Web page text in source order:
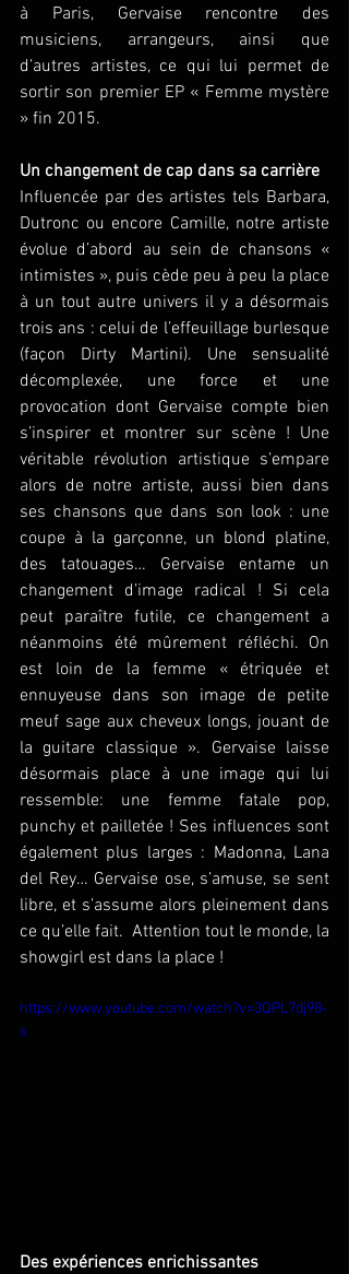
à Paris, Gervaise rencontre des
musiciens, arrangeurs, ainsi que
d’autres artistes, ce qui lui permet de
sortir son premier EP « Femme mystère
» fin 2015.
Un changement de cap dans sa carrière
Influencée par des artistes tels Barbara,
Dutronc ou encore Camille, notre artiste
évolue d’abord au sein de chansons «
intimistes », puis cède peu à peu la place
à un tout autre univers il y a désormais
trois ans : celui de l’effeuillage burlesque
(façon Dirty Martini). Une sensualité
décomplexée, une force et une
provocation dont Gervaise compte bien
s’inspirer et montrer sur scène ! Une
véritable révolution artistique s’empare
alors de notre artiste, aussi bien dans
ses chansons que dans son look : une
coupe à la garçonne, un blond platine,
des tatouages… Gervaise entame un
changement d’image radical ! Si cela
peut paraître futile, ce changement a
néanmoins été mûrement réfléchi. On
est loin de la femme « étriquée et
ennuyeuse dans son image de petite
meuf sage aux cheveux longs, jouant de
la guitare classique ». Gervaise laisse
désormais place à une image qui lui
ressemble: une femme fatale pop,
punchy et pailletée ! Ses influences sont
également plus larges : Madonna, Lana
del Rey… Gervaise ose, s’amuse, se sent
libre, et s’assume alors pleinement dans
ce qu’elle fait.  Attention tout le monde, la
showgirl est dans la place !
https://www.youtube.com/watch?v=3QPL7dj98-
s
Des expériences enrichissantes